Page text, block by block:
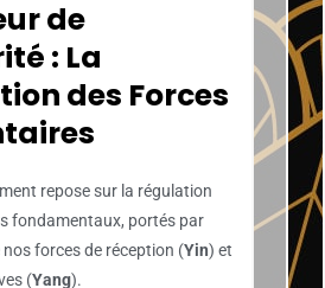
de
: La
des Forces
repose sur la régulation
fondamentaux, portés par
nos forces de réception (Yin) et
(Yang).